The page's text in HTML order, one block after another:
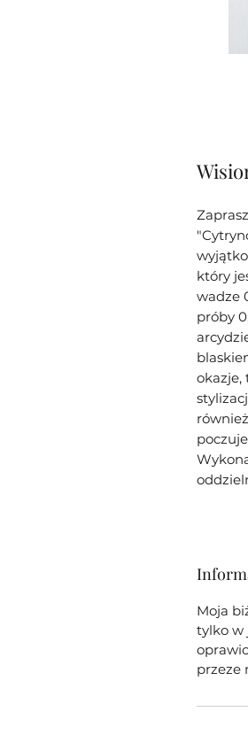
który
wadze
próby
okazje,
Moja
tylko w
przeze